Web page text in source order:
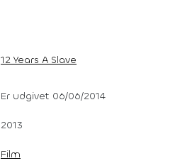
12 Years A Slave
Er udgivet 06/06/2014
2013
Film